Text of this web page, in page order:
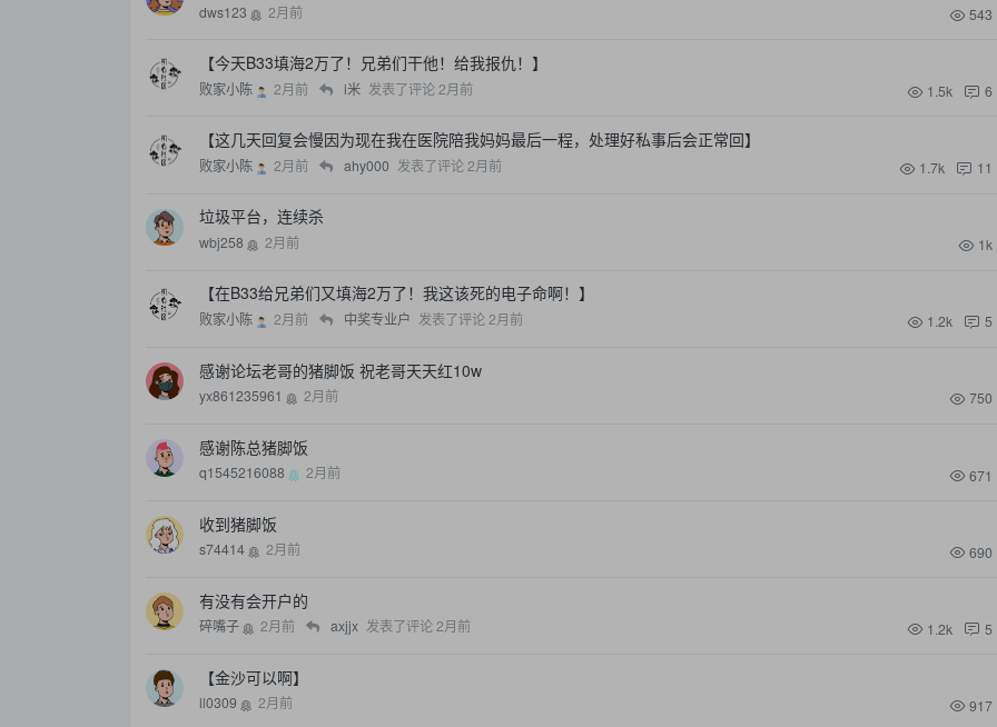
dws123 2月前 543
【今天B33填海2万了！兄弟们干他！给我报仇！】
败家小陈 2月前 i米 发表了评论2月前 1.5k 6
【这几天回复会慢因为现在我在医院陪我妈妈最后一程，处理好私事后会正常回】
败家小陈 2月前 ahy000 发表了评论2月前 1.7k 11
垃圾平台，连续杀
wbj258 2月前 1k
【在B33给兄弟们又填海2万了！我这该死的电子命啊！】
败家小陈 2月前 中奖专业户 发表了评论2月前 1.2k 5
感谢论坛老哥的猪脚饭 祝老哥天天红10w
yx861235961 2月前 750
感谢陈总猪脚饭
q1545216088 2月前 671
收到猪脚饭
s74414 2月前 690
有没有会开户的
碎嘴子 2月前 axjjx 发表了评论2月前 1.2k 5
【金沙可以啊】
ll0309 2月前 917